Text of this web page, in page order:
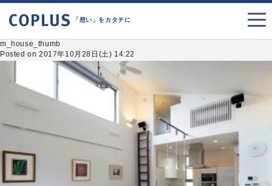
「想い」をカタチに
m_house_thumb
Posted on 2017年10月28日(土) 14:22